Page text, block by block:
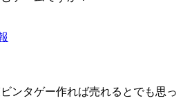
ンタゲー作れば売れるとでも思っ